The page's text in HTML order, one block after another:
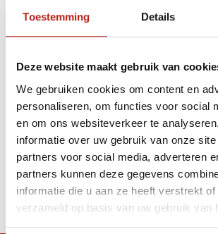
Toestemming Details
Deze website maakt gebruik van
We gebruiken cookies om content en
personaliseren, om functies voor social
en om ons websiteverkeer te
informatie over uw gebruik van onze
partners voor social media, adverteren
partners kunnen deze gegevens
informatie die u aan ze heeft verstrekt
verzameld op basis van uw gebruik van
Apply filters
Producten
beginners
Producten
Filter
Sorteren op